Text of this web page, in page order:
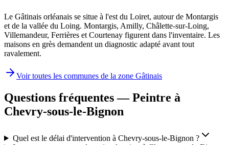
Le Gâtinais orléanais se situe à l'est du Loiret, autour de Montargis
et de la vallée du Loing. Montargis, Amilly, Châlette-sur-Loing,
Villemandeur, Ferrières et Courtenay figurent dans l'inventaire. Les
maisons en grès demandent un diagnostic adapté avant tout
ravalement.
Voir toutes les communes de la zone Gâtinais
Questions fréquentes — Peintre à
Chevry-sous-le-Bignon
Quel est le délai d'intervention à Chevry-sous-le-Bignon ?